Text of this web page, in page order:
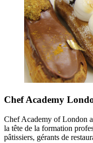
Chef Academy
Chef Academy of London
la tête de la formation
pâtissiers, gérants de